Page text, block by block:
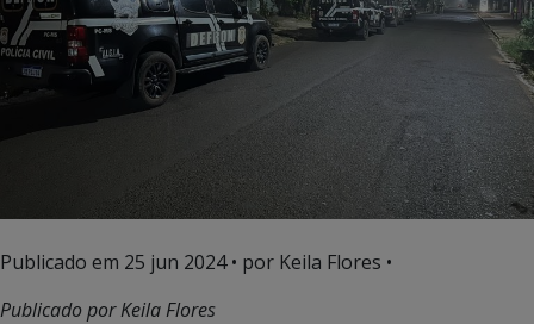
Publicado em 25 jun 2024• por Keila Flores •
Publicado por Keila Flores